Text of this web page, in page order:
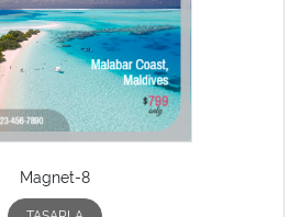
Magnet-8